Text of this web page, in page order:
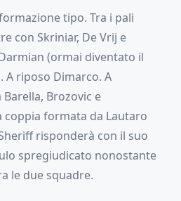
tipo. Tra i pali
con Skriniar, De Vrij e
(ormai diventato il
A riposo Dimarco. A
Brozovic e
coppia formata da Lautaro
risponderà con il suo
spregiudicato nonostante
le due squadre.